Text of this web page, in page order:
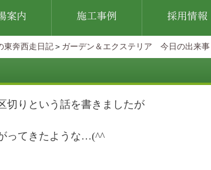
東奔西走日記＞ ガーデン＆エクステリア 今日の出来事
切りという話を書きましたが
ってきたような…(^^